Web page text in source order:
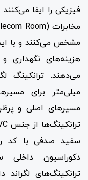
فیزیکی را ایفا
مشخص می‌کنند و با
هزینه‌های
مسیرهای اصلی و
دکوراسیون داخلی
ترانکینگ‌های لگراند